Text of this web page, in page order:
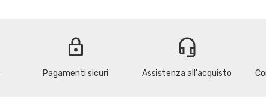
lock
Pagamenti sicuri
headset_mic
Assistenza all'acquisto